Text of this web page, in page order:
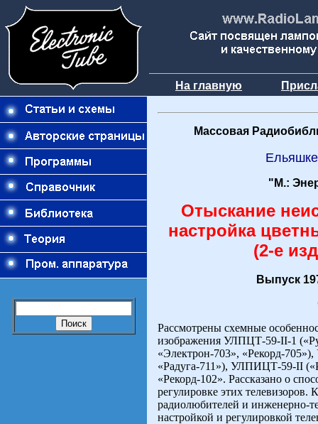
На главную
Массовая
"М.:
Отыскание
настройка
(2-е
Выпуск
Рассмотрены схемные
изображения УЛПЦТ-59-II-1
«Электрон-703», «Рекорд-
«Радуга-711»), УЛПИЦТ-59-II
«Рекорд-102». Рассказано о
регулировке этих телевизоров.
радиолюбителей и инженерно-
настройкой и регулировкой